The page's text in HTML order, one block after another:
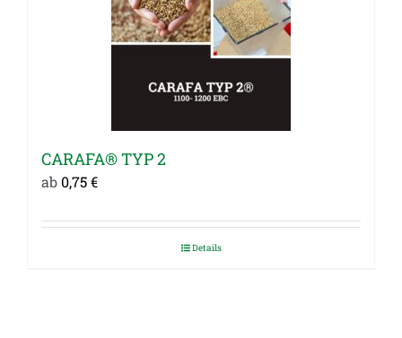
CARAFA® TYP 2
ab 0,75€
Details